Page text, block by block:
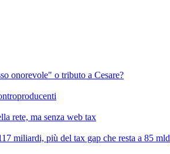
onorevole" o tributo a Cesare?
rete, ma senza web tax
miliardi, più del tax gap che resta a 85 mld